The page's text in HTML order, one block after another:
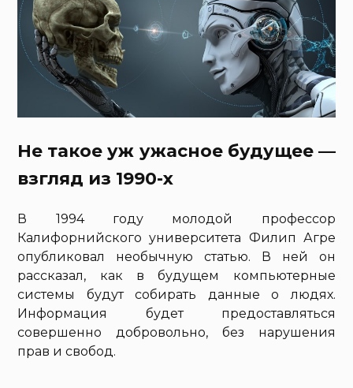
Не такое уж ужасное будущее —
взгляд из 1990-х
В 1994 году молодой профессор
Калифорнийского университета Филип Агре
опубликовал необычную статью. В ней он
рассказал, как в будущем компьютерные
системы будут собирать данные о людях.
Информация будет предоставляться
совершенно добровольно, без нарушения
прав и свобод.